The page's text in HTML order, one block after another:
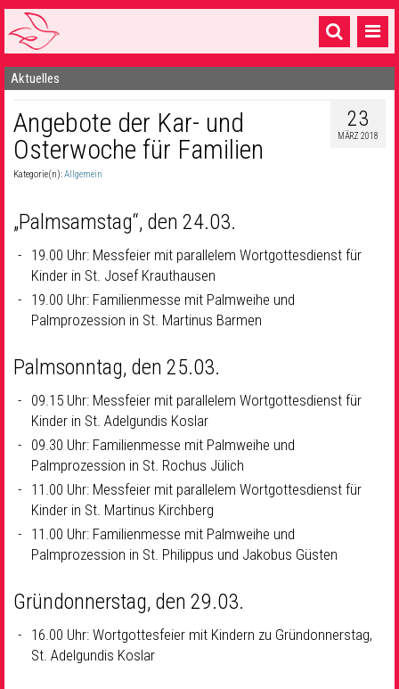
Startseite
1 Pfarrei
16 Gemeinden & mehr
Sakramente & Feste
Gemeinschaft & Soziales
Musik & Kultur
Aktuelles
23
MÄRZ 2018
Angebote der Kar- und
Osterwoche für Familien
Kategorie(n):Allgemein
„Palmsamstag“, den 24.03.
19.00 Uhr: Messfeier mit parallelem Wortgottesdienst für
Kinder in St. Josef Krauthausen
19.00 Uhr: Familienmesse mit Palmweihe und
Palmprozession in St. Martinus Barmen
Palmsonntag, den 25.03.
09.15 Uhr: Messfeier mit parallelem Wortgottesdienst für
Kinder in St. Adelgundis Koslar
09.30 Uhr: Familienmesse mit Palmweihe und
Palmprozession in St. Rochus Jülich
11.00 Uhr: Messfeier mit parallelem Wortgottesdienst für
Kinder in St. Martinus Kirchberg
11.00 Uhr: Familienmesse mit Palmweihe und
Palmprozession in St. Philippus und Jakobus Güsten
Gründonnerstag, den 29.03.
16.00 Uhr: Wortgottesfeier mit Kindern zu Gründonnerstag,
St. Adelgundis Koslar